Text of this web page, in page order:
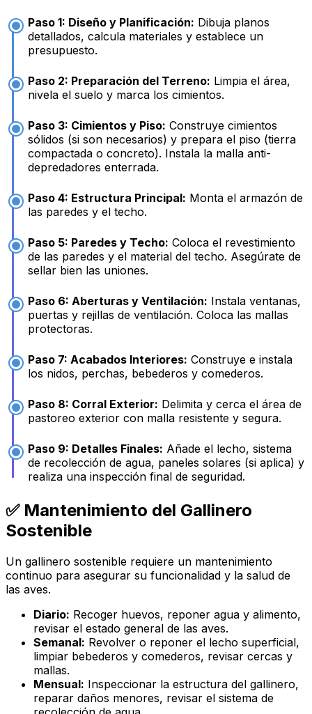
Paso 1: Diseño y Planificación: Dibuja planos
detallados, calcula materiales y establece un
presupuesto.
Paso 2: Preparación del Terreno: Limpia el área,
nivela el suelo y marca los cimientos.
Paso 3: Cimientos y Piso: Construye cimientos
sólidos (si son necesarios) y prepara el piso (tierra
compactada o concreto). Instala la malla anti-
depredadores enterrada.
Paso 4: Estructura Principal: Monta el armazón de
las paredes y el techo.
Paso 5: Paredes y Techo: Coloca el revestimiento
de las paredes y el material del techo. Asegúrate de
sellar bien las uniones.
Paso 6: Aberturas y Ventilación: Instala ventanas,
puertas y rejillas de ventilación. Coloca las mallas
protectoras.
Paso 7: Acabados Interiores: Construye e instala
los nidos, perchas, bebederos y comederos.
Paso 8: Corral Exterior: Delimita y cerca el área de
pastoreo exterior con malla resistente y segura.
Paso 9: Detalles Finales: Añade el lecho, sistema
de recolección de agua, paneles solares (si aplica) y
realiza una inspección final de seguridad.
✅ Mantenimiento del Gallinero
Sostenible
Un gallinero sostenible requiere un mantenimiento
continuo para asegurar su funcionalidad y la salud de
las aves.
Diario: Recoger huevos, reponer agua y alimento,
revisar el estado general de las aves.
Semanal: Revolver o reponer el lecho superficial,
limpiar bebederos y comederos, revisar cercas y
mallas.
Mensual: Inspeccionar la estructura del gallinero,
reparar daños menores, revisar el sistema de